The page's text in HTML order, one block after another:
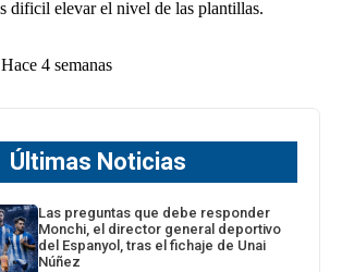
Últimas Noticias
Las preguntas que debe responder
Monchi, el director general deportivo
del Espanyol, tras el fichaje de Unai
Núñez